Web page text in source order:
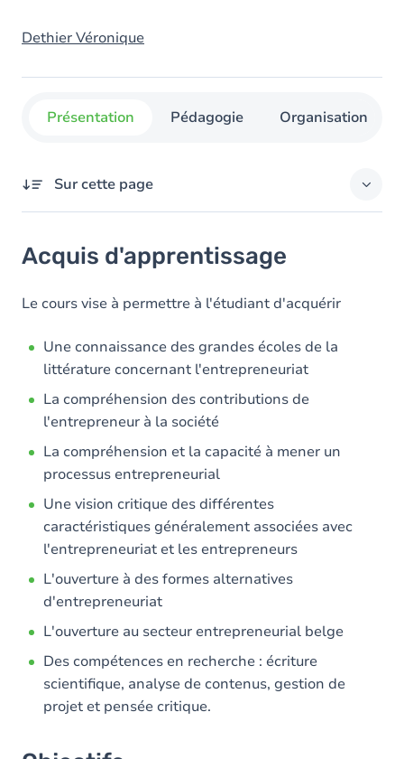
Dethier Véronique
Présentation Pédagogie Organisation
Sur cette page
Objectifs
Contenu
Table des matières
Acquis d'apprentissage
Le cours vise à permettre à l'étudiant d'acquérir
Une connaissance des grandes écoles de la
littérature concernant l'entrepreneuriat
La compréhension des contributions de
l'entrepreneur à la société
La compréhension et la capacité à mener un
processus entrepreneurial
Une vision critique des différentes
caractéristiques généralement associées avec
l'entrepreneuriat et les entrepreneurs
L'ouverture à des formes alternatives
d'entrepreneuriat
L'ouverture au secteur entrepreneurial belge
Des compétences en recherche : écriture
scientifique, analyse de contenus, gestion de
projet et pensée critique.